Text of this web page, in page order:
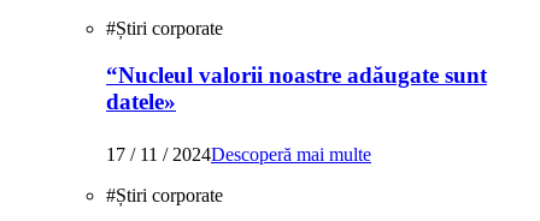
#Știri corporate
“Nucleul valorii noastre adăugate sunt
datele»
17 / 11 / 2024Descoperă mai multe
#Știri corporate